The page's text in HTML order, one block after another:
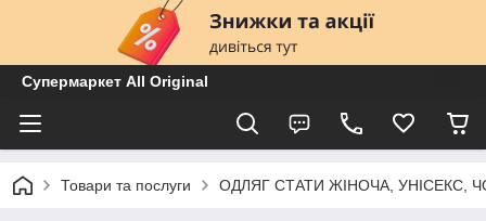
Супермаркет All Original
Товари та послуги ОДЛЯГ СТАТИ ЖІНОЧА, УНІСЕКС,